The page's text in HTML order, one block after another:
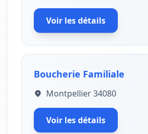
Voir les détails
Boucherie Familiale
Montpellier 34080
Voir les détails